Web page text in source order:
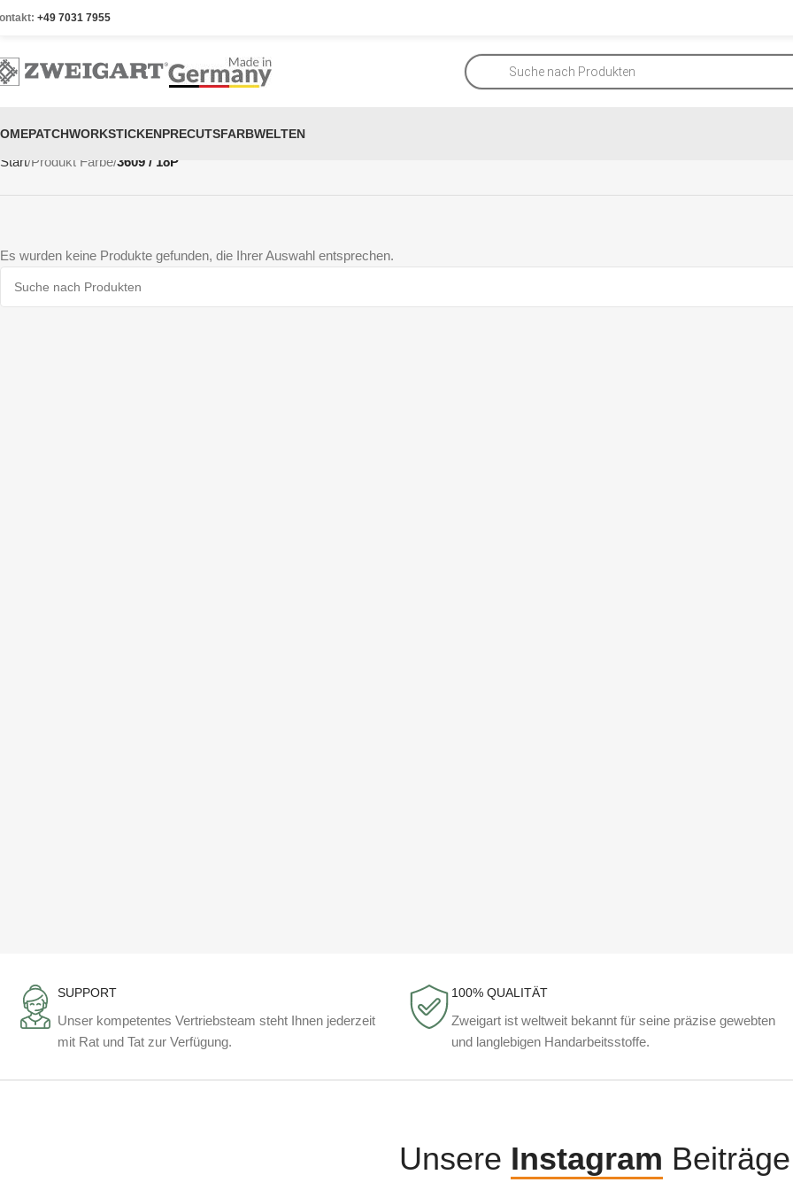
+49 7031 7955
PATCHWORKSTICKENPRECUTSFARBWELTEN
Start Produkt Farbe 3609 / 18P
Es wurden keine Produkte gefunden, die Ihrer Auswahl entsprechen.
SUPPORT
Unser kompetentes Vertriebsteam steht Ihnen jederzeit
mit Rat und Tat zur Verfügung.
100% QUALITÄT
Zweigart ist weltweit bekannt für seine präzise gewebten
und langlebigen Handarbeitsstoffe.
Unsere Instagram Beiträge